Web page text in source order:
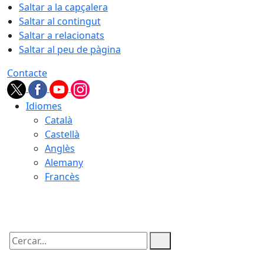
Saltar a la capçalera
Saltar al contingut
Saltar a relacionats
Saltar al peu de pàgina
Contacte
Idiomes
Català
Castellà
Anglès
Alemany
Francès
Cercar: